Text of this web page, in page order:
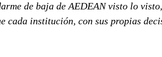
de baja de AEDEAN visto lo
cada institución, con sus propias